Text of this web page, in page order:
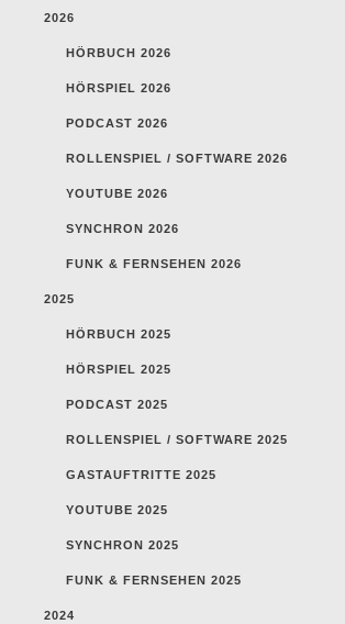
2026
HÖRBUCH 2026
HÖRSPIEL 2026
PODCAST 2026
ROLLENSPIEL / SOFTWARE 2026
YOUTUBE 2026
SYNCHRON 2026
FUNK & FERNSEHEN 2026
2025
HÖRBUCH 2025
HÖRSPIEL 2025
PODCAST 2025
ROLLENSPIEL / SOFTWARE 2025
GASTAUFTRITTE 2025
YOUTUBE 2025
SYNCHRON 2025
FUNK & FERNSEHEN 2025
2024